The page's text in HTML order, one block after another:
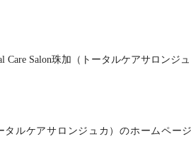
Care Salon珠加（トータルケアサロンジ
タルケアサロンジュカ）のホームペ